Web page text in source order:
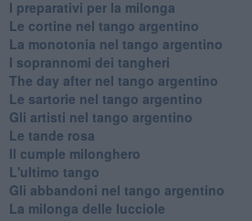
I preparativi per la milonga
Le cortine nel tango argentino
La monotonia nel tango argentino
I soprannomi dei tangheri
The day after nel tango argentino
Le sartorie nel tango argentino
Gli artisti nel tango argentino
Le tande rosa
Il cumple milonghero
L'ultimo tango
Gli abbandoni nel tango argentino
La milonga delle lucciole